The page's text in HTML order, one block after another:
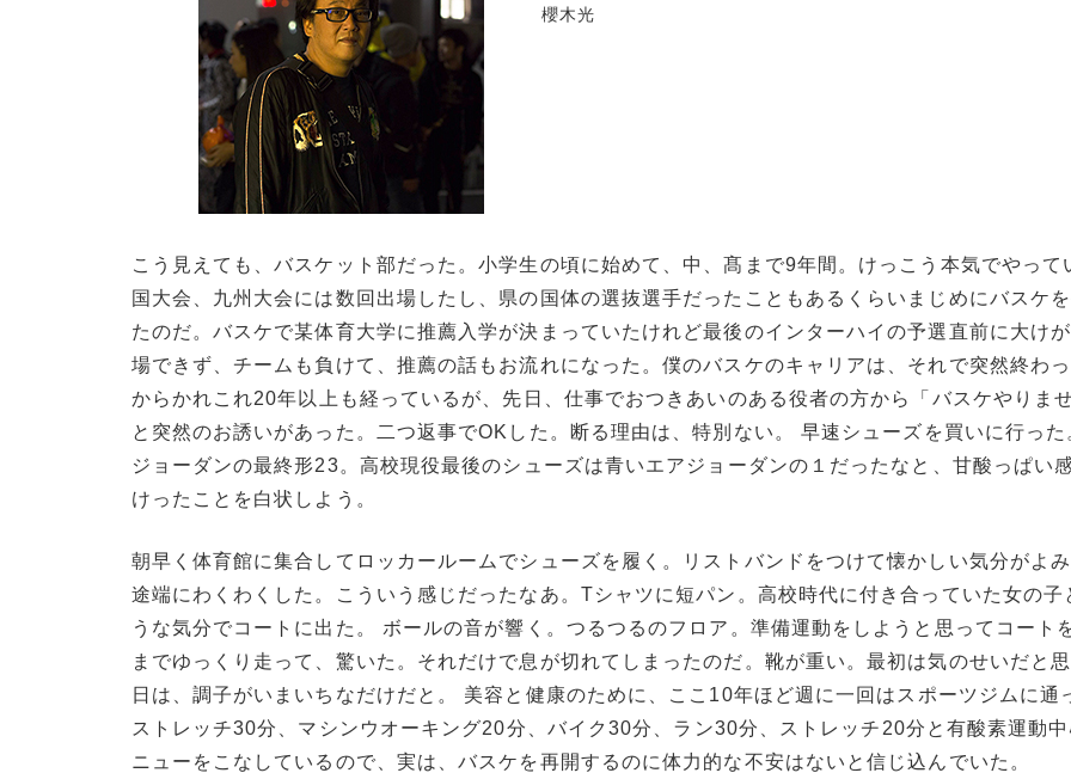
櫻木光
こう見えても、バスケット部だった。小学生の頃に始めて、中、髙まで9年間。けっこう本気でやって
国大会、九州大会には数回出場したし、県の国体の選抜選手だったこともあるくらいまじめにバスケ
たのだ。バスケで某体育大学に推薦入学が決まっていたけれど最後のインターハイの予選直前に大け
場できず、チームも負けて、推薦の話もお流れになった。僕のバスケのキャリアは、それで突然終わ
からかれこれ20年以上も経っているが、先日、仕事でおつきあいのある役者の方から「バスケやりませ
と突然のお誘いがあった。二つ返事でOKした。断る理由は、特別ない。 早速シューズを買いに行った
ジョーダンの最終形23。高校現役最後のシューズは青いエアジョーダンの１だったなと、甘酸っぱい
けったことを白状しよう。
朝早く体育館に集合してロッカールームでシューズを履く。リストバンドをつけて懐かしい気分がよみ
途端にわくわくした。こういう感じだったなあ。Tシャツに短パン。高校時代に付き合っていた女の子
うな気分でコートに出た。 ボールの音が響く。つるつるのフロア。準備運動をしようと思ってコート
までゆっくり走って、驚いた。それだけで息が切れてしまったのだ。靴が重い。最初は気のせいだと
日は、調子がいまいちなだけだと。 美容と健康のために、ここ10年ほど週に一回はスポーツジムに通
ストレッチ30分、マシンウオーキング20分、バイク30分、ラン30分、ストレッチ20分と有酸素運動中
ニューをこなしているので、実は、バスケを再開するのに体力的な不安はないと信じ込んでいた。